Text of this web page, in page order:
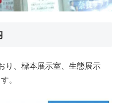
り、標本展示室、生態展示
。